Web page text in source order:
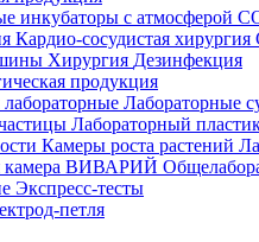
инкубаторы с атмосферой
Кардио-сосудистая хирургия
Хирургия Дезинфекция
продукция
Лабораторные
Лабораторный
Камеры роста растений
ВИВАРИЙ
Экспресс-тесты